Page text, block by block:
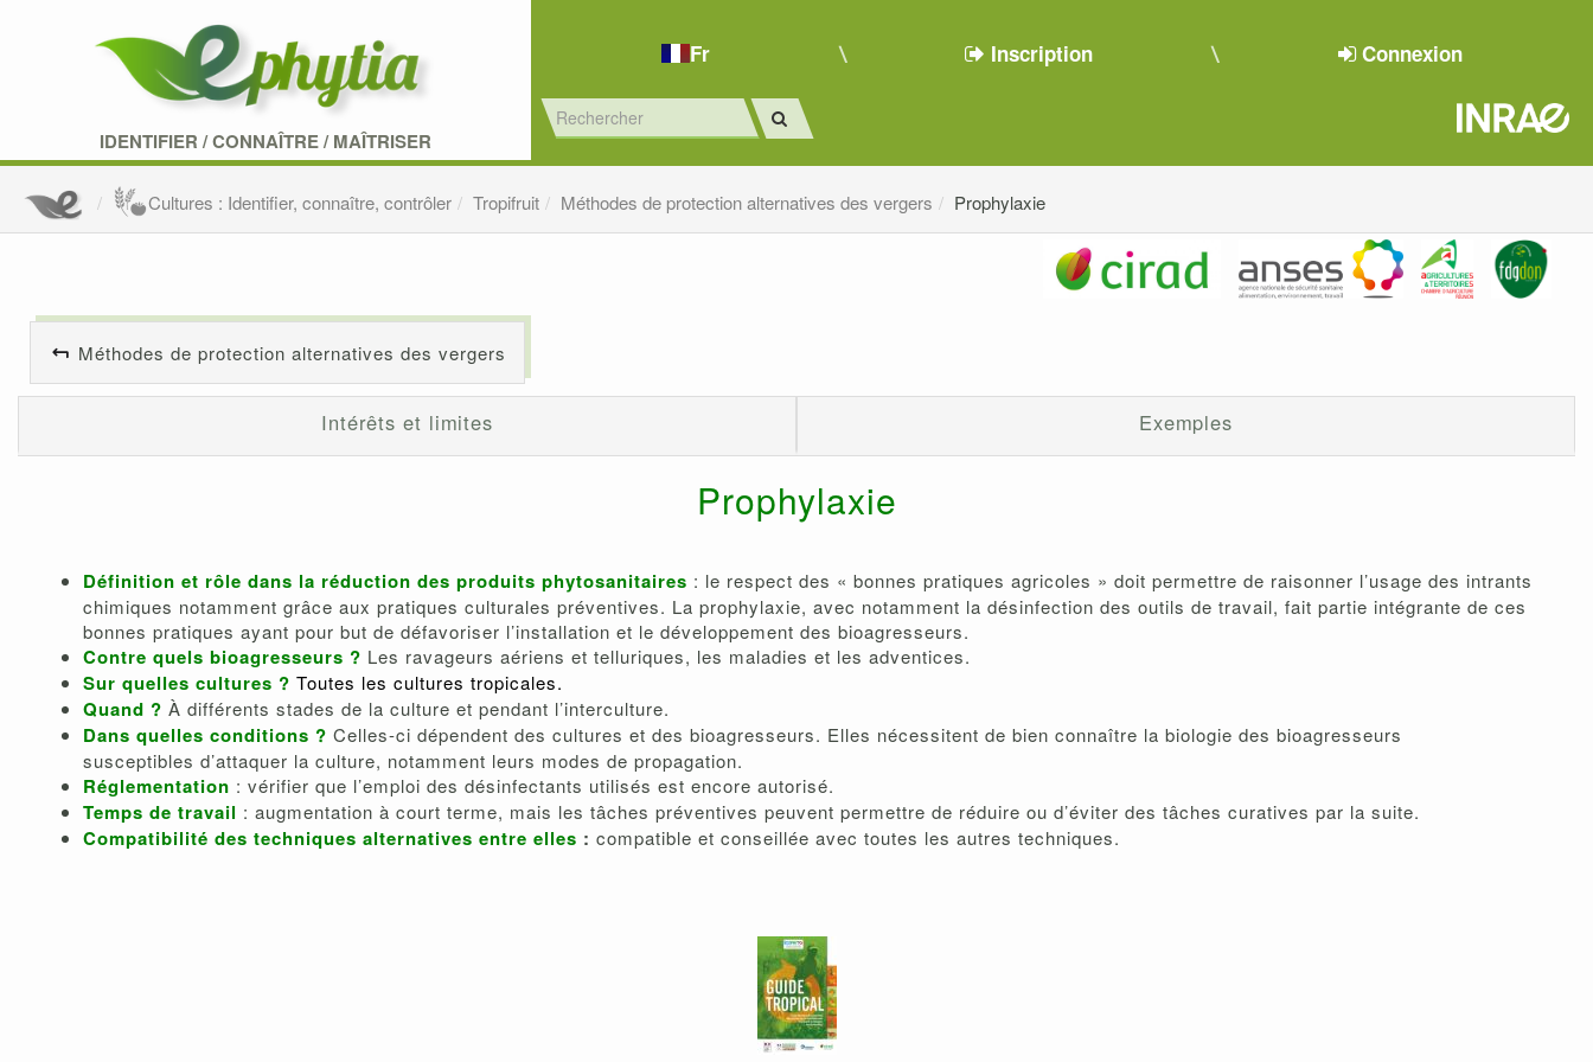
IDENTIFIER /CONNAÎTRE/MAÎTRISER
Fr Inscription Connexion
Cultures : Identifier, connaître, contrôler Tropifruit Méthodes de protection alternatives des vergers Prophylaxie
Méthodes de protection alternatives des vergers
Intérêts et limites Exemples
Prophylaxie
Définition et rôle dans la réduction des produits phytosanitaires : le respect des « bonnes pratiques agricoles » doit permettre de raisonner l’usage des intrants
chimiques notamment grâce aux pratiques culturales préventives. La prophylaxie, avec notamment la désinfection des outils de travail, fait partie intégrante de ces
bonnes pratiques ayant pour but de défavoriser l’installation et le développement des bioagresseurs.
Contre quels bioagresseurs ? Les ravageurs aériens et telluriques, les maladies et les adventices.
Sur quelles cultures ? Toutes les cultures tropicales.
Quand ? À différents stades de la culture et pendant l’interculture.
Dans quelles conditions ? Celles-ci dépendent des cultures et des bioagresseurs. Elles nécessitent de bien connaître la biologie des bioagresseurs
susceptibles d’attaquer la culture, notamment leurs modes de propagation.
Réglementation : vérifier que l’emploi des désinfectants utilisés est encore autorisé.
Temps de travail : augmentation à court terme, mais les tâches préventives peuvent permettre de réduire ou d’éviter des tâches curatives par la suite.
Compatibilité des techniques alternatives entre elles : compatible et conseillée avec toutes les autres techniques.